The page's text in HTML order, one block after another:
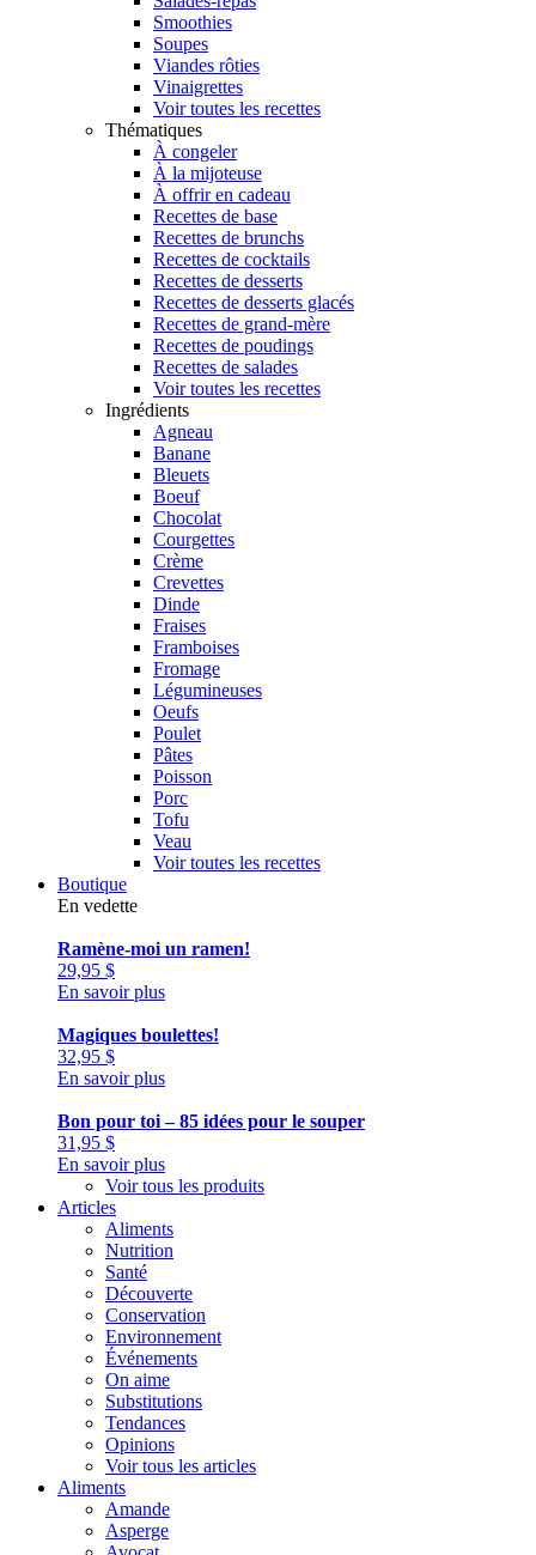
Smoothies
Soupes
Viandes rôties
Vinaigrettes
Voir toutes les recettes
Thématiques
À congeler
À la mijoteuse
À offrir en cadeau
Recettes de base
Recettes de brunchs
Recettes de cocktails
Recettes de desserts
Recettes de desserts glacés
Recettes de grand-mère
Recettes de poudings
Recettes de salades
Voir toutes les recettes
Ingrédients
Agneau
Banane
Bleuets
Boeuf
Chocolat
Courgettes
Crème
Crevettes
Dinde
Fraises
Framboises
Fromage
Légumineuses
Oeufs
Poulet
Pâtes
Poisson
Porc
Tofu
Veau
Voir toutes les recettes
Boutique
En vedette
Ramène-moi un ramen!
29,95 $
En savoir plus
Magiques boulettes!
32,95 $
En savoir plus
Bon pour toi – 85 idées pour le souper
31,95 $
En savoir plus
Voir tous les produits
Articles
Aliments
Nutrition
Santé
Découverte
Conservation
Environnement
Événements
On aime
Substitutions
Tendances
Opinions
Voir tous les articles
Aliments
Amande
Asperge